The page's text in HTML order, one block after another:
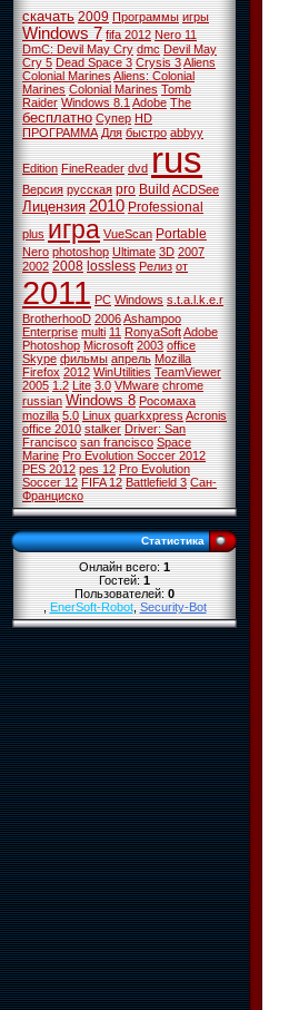
скачать 2009 Программы игры
Windows 7 fifa 2012 Nero 11
DmC: Devil May Cry dmc Devil May
Cry 5 Dead Space 3 Crysis 3Aliens
Colonial MarinesAliens: Colonial
Marines Colonial Marines Tomb
Raider Windows 8.1Adobe The
бесплатно Супер HD
ПРОГРАММА Для быстро abbyy
Edition FineReader dvd rus
Версия русская pro BuildACDSee
Лицензия 2010 Professional
plus игра VueScan Portable
Nero photoshop Ultimate 3D 2007
2002 2008 lossless Релиз от
2011 PC Windows s.t.a.l.k.e.r
BrotherhooD 2006Ashampoo
Enterprise multi 11 RonyaSoftAdobe
Photoshop Microsoft 2003 office
Skype фильмы апрель Mozilla
Firefox 2012 WinUtilities TeamViewer
2005 1.2 Lite 3.0 VMware chrome
russian Windows 8 Росомаха
mozilla 5.0 Linux quarkxpressAcronis
office 2010 stalker Driver: San
Francisco san francisco Space
Marine Pro Evolution Soccer 2012
PES 2012 pes 12 Pro Evolution
Soccer 12 FIFA 12 Battlefield 3 Сан-
Франциско
Статистика
Онлайн всего:1
Гостей:1
Пользователей:0
,EnerSoft-Robot,Security-Bot